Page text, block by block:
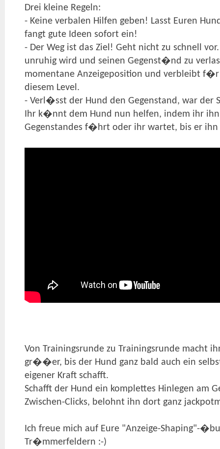
Drei kleine Regeln:
- Keine verbalen Hilfen geben! Lasst Euren
fangt gute Ideen sofort ein!
- Der Weg ist das Ziel! Geht nicht zu schnell
unruhig wird und seinen Gegenst�nd zu
momentane Anzeigeposition und verbleibt
diesem Level.
- Verl�sst der Hund den Gegenstand, war der
Ihr k�nnt dem Hund nun helfen, indem ihr
Gegenstandes f�hrt oder ihr wartet, bis er
Von Trainingsrunde zu Trainingsrunde macht
gr��er, bis der Hund ganz bald auch ein
eigener Kraft schafft.
Schafft der Hund ein komplettes Hinlegen am
Zwischen-Clicks, belohnt ihn dort ganz
Ich freue mich auf Eure "Anzeige-Shaping"-
Tr�mmerfeldern :-)